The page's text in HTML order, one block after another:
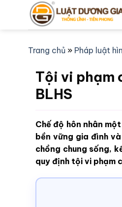
Trang chủ » Pháp luật
Tội vi phạm
BLHS
Chế độ hôn nhân
bền vững gia đình
chồng chung sống,
quy định tội vi phạm